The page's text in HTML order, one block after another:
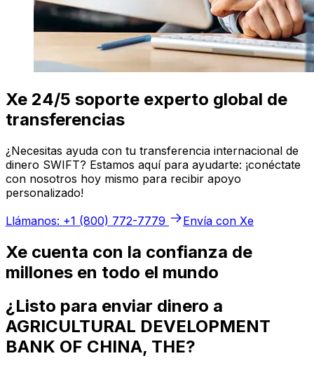
Xe 24/5 soporte experto global de
transferencias
¿Necesitas ayuda con tu transferencia internacional de
dinero SWIFT? Estamos aquí para ayudarte: ¡conéctate
con nosotros hoy mismo para recibir apoyo
personalizado!
Llámanos: +1 (800) 772-7779
Envía con Xe
Xe cuenta con la confianza de
millones en todo el mundo
¿Listo para enviar dinero a
AGRICULTURAL DEVELOPMENT
BANK OF CHINA, THE?